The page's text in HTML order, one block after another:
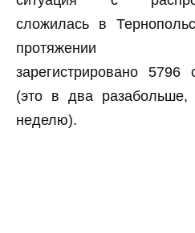
сложилась в
протяжении
зарегистрировано 5796
(это в два
неделю).